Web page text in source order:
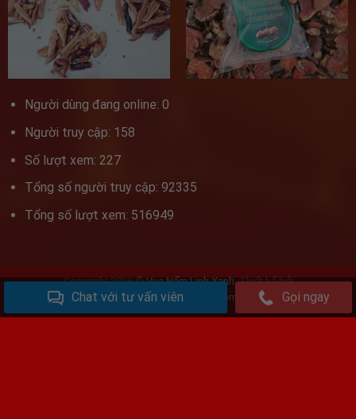
Người dùng đang online: 0
Người truy cập: 158
Số lượt xem: 227
Tổng số người truy cập: 92335
Tổng số lượt xem: 516949
Copyright 2026 ©Vua Nấm Linh Xanh. Thiết kế bởi
www.vuanamlimxanh.com
Đã mua 50 hộp Thượng Hạng
Chat với tư vấn viên Gọi ngay